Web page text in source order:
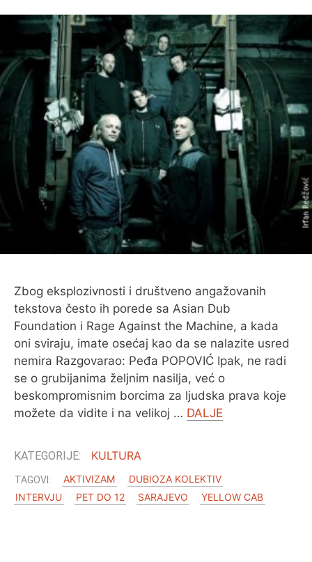
Zbog eksplozivnosti i društveno angažovanih
tekstova često ih porede sa Asian Dub
Foundation i Rage Against the Machine, a kada
oni sviraju, imate osećaj kao da se nalazite usred
nemira Razgovarao: Peđa POPOVIĆ Ipak, ne radi
se o grubijanima željnim nasilja, već o
beskompromisnim borcima za ljudska prava koje
možete da vidite i na velikoj … DALJE
KULTURA
AKTIVIZAM
DUBIOZA KOLEKTIV
INTERVJU
PET DO 12 SARAJEVO YELLOW CAB